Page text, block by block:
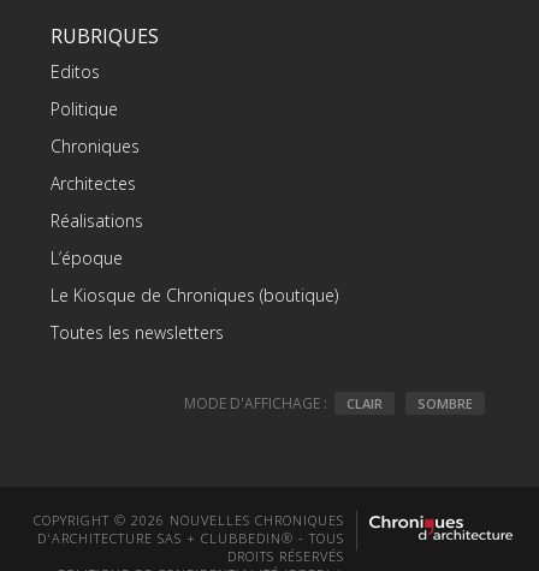
RUBRIQUES
Editos
Politique
Chroniques
Architectes
Réalisations
L’époque
Le Kiosque de Chroniques (boutique)
Toutes les newsletters
MODE D'AFFICHAGE : CLAIR SOMBRE
COPYRIGHT © 2026 NOUVELLES CHRONIQUES
D'ARCHITECTURE SAS + CLUBBEDIN® - TOUS
DROITS RÉSERVÉS